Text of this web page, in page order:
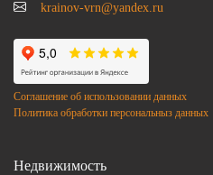
krainov-vrn@yandex.ru
Соглашение об использовании данных
Политика обработки персональныз данных
Недвижимость